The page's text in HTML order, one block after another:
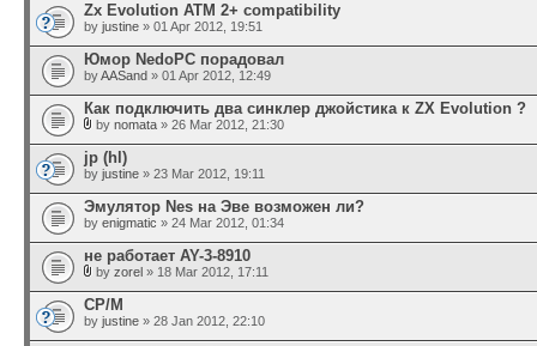
Zx Evolution ATM 2+ compatibility
by justine » 01 Apr 2012, 19:51
Юмор NedoPC порадовал
byAASand » 01 Apr 2012, 12:49
Как подключить два синклер джойстика к ZX Evolution ?
by nomata » 26 Mar 2012, 21:30
jp (hl)
by justine » 23 Mar 2012, 19:11
Эмулятор Nes на Эве возможен ли?
by enigmatic » 24 Mar 2012, 01:34
не работает AY-3-8910
by zorel » 18 Mar 2012, 17:11
CP/M
by justine » 28 Jan 2012, 22:10